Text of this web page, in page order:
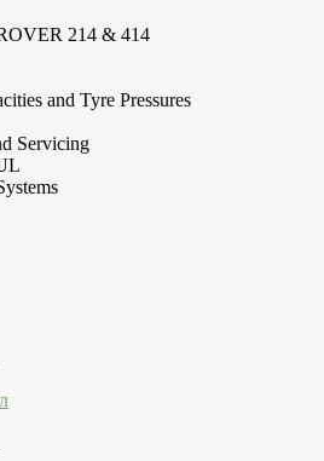
214 & 414
and Tyre Pressures
Servicing